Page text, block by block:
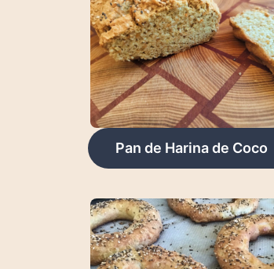
Pan de Harina de Coco